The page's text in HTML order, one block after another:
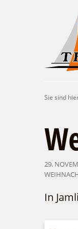
Sie sind
29.
In